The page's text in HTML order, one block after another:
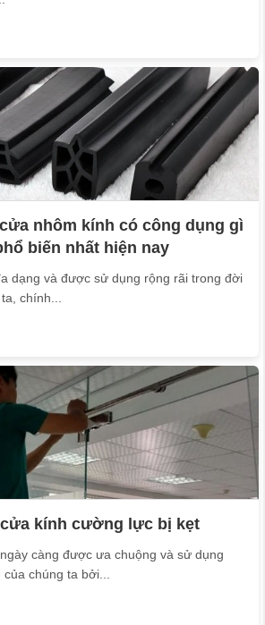
nhôm kính có công dụng gì
biến nhất hiện nay
dạng và được sử dụng rộng rãi trong đời
chính...
kính cường lực bị kẹt
càng được ưa chuộng và sử dụng
chúng ta bởi...